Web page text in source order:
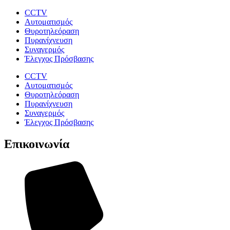
CCTV
Αυτοματισμός
Θυροτηλεόραση
Πυρανίχνευση
Συναγερμός
Έλεγχος Πρόσβασης
CCTV
Αυτοματισμός
Θυροτηλεόραση
Πυρανίχνευση
Συναγερμός
Έλεγχος Πρόσβασης
Επικοινωνία